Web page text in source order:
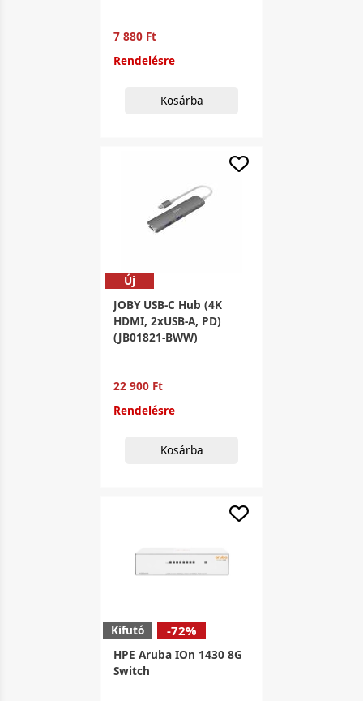
7 880 Ft
Rendelésre
Kosárba
Új
JOBY USB-C Hub (4K
HDMI, 2xUSB-A, PD)
(JB01821-BWW)
22 900 Ft
Rendelésre
Kosárba
Kifutó -72%
HPE Aruba IOn 1430 8G
Switch